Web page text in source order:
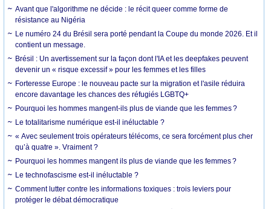
Avant que l'algorithme ne décide : le récit queer comme forme de
résistance au Nigéria
Le numéro 24 du Brésil sera porté pendant la Coupe du monde 2026. Et il
contient un message.
Brésil : Un avertissement sur la façon dont l'IA et les deepfakes peuvent
devenir un « risque excessif » pour les femmes et les filles
Forteresse Europe : le nouveau pacte sur la migration et l'asile réduira
encore davantage les chances des réfugiés LGBTQ+
Pourquoi les hommes mangent-ils plus de viande que les femmes ?
Le totalitarisme numérique est-il inéluctable ?
« Avec seulement trois opérateurs télécoms, ce sera forcément plus cher
qu’à quatre ». Vraiment ?
Pourquoi les hommes mangent ils plus de viande que les femmes ?
Le technofascisme est-il inéluctable ?
Comment lutter contre les informations toxiques : trois leviers pour
protéger le débat démocratique